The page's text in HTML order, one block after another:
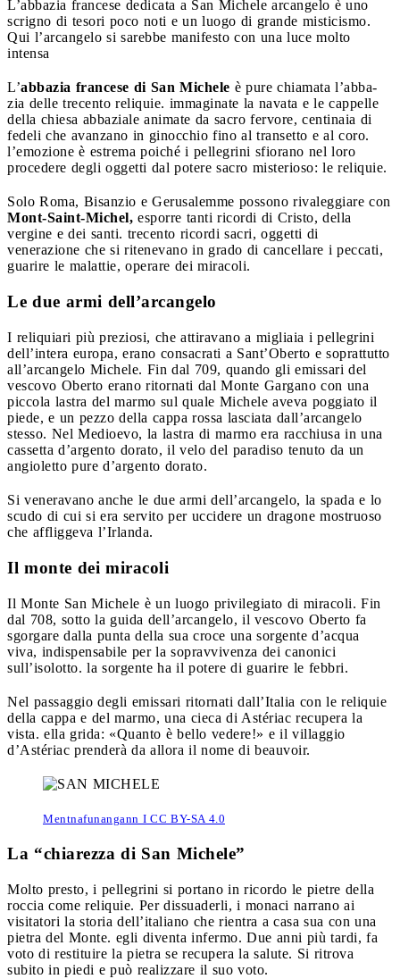
L’abbazia francese dedicata a San Michele arcangelo è uno
scrigno di tesori poco noti e un luogo di grande misticismo.
Qui l’arcangelo si sarebbe manifesto con una luce molto
intensa
L’abbazia francese di San Michele è pure chiamata l’abba-
zia delle trecento reliquie. immaginate la navata e le cappelle
della chiesa abbaziale animate da sacro fervore, centinaia di
fedeli che avanzano in ginocchio fino al transetto e al coro.
l’emozione è estrema poiché i pellegrini sfiorano nel loro
procedere degli oggetti dal potere sacro misterioso: le reliquie.
Solo Roma, Bisanzio e Gerusalemme possono rivaleggiare con
Mont-Saint-Michel, esporre tanti ricordi di Cristo, della
vergine e dei santi. trecento ricordi sacri, oggetti di
venerazione che si ritenevano in grado di cancellare i peccati,
guarire le malattie, operare dei miracoli.
Le due armi dell’arcangelo
I reliquiari più preziosi, che attiravano a migliaia i pellegrini
dell’intera europa, erano consacrati a Sant’Oberto e soprattutto
all’arcangelo Michele. Fin dal 709, quando gli emissari del
vescovo Oberto erano ritornati dal Monte Gargano con una
piccola lastra del marmo sul quale Michele aveva poggiato il
piede, e un pezzo della cappa rossa lasciata dall’arcangelo
stesso. Nel Medioevo, la lastra di marmo era racchiusa in una
cassetta d’argento dorato, il velo del paradiso tenuto da un
angioletto pure d’argento dorato.
Si veneravano anche le due armi dell’arcangelo, la spada e lo
scudo di cui si era servito per uccidere un dragone mostruoso
che affliggeva l’Irlanda.
Il monte dei miracoli
Il Monte San Michele è un luogo privilegiato di miracoli. Fin
dal 708, sotto la guida dell’arcangelo, il vescovo Oberto fa
sgorgare dalla punta della sua croce una sorgente d’acqua
viva, indispensabile per la sopravvivenza dei canonici
sull’isolotto. la sorgente ha il potere di guarire le febbri.
Nel passaggio degli emissari ritornati dall’Italia con le reliquie
della cappa e del marmo, una cieca di Astériac recupera la
vista. ella grida: «Quanto è bello vedere!» e il villaggio
d’Astériac prenderà da allora il nome di beauvoir.
Mentnafunangann I CC BY-SA 4.0
La “chiarezza di San Michele”
Molto presto, i pellegrini si portano in ricordo le pietre della
roccia come reliquie. Per dissuaderli, i monaci narrano ai
visitatori la storia dell’italiano che rientra a casa sua con una
pietra del Monte. egli diventa infermo. Due anni più tardi, fa
voto di restituire la pietra se recupera la salute. Si ritrova
subito in piedi e può realizzare il suo voto.